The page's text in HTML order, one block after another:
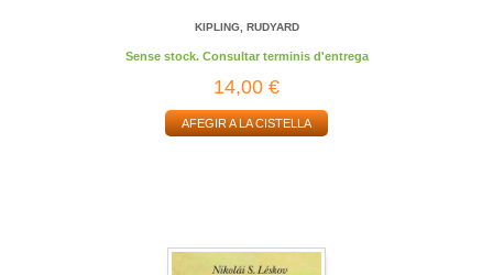
KIPLING, RUDYARD
Sense stock. Consultar terminis d'entrega
14,00 €
AFEGIR A LA CISTELLA